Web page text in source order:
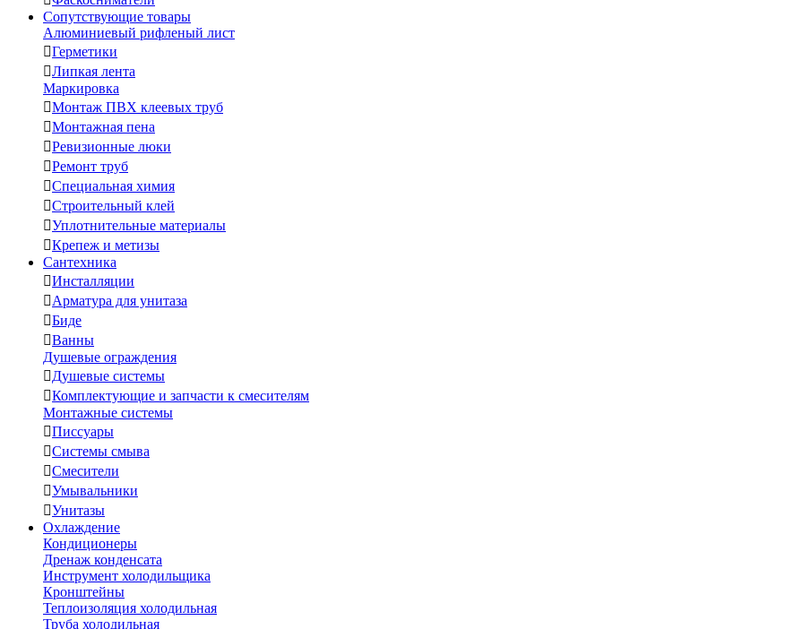
Сопутствующие товары
Алюминиевый рифленый лист
Герметики
Липкая лента
Маркировка
Монтаж ПВХ клеевых труб
Монтажная пена
Ревизионные люки
Ремонт труб
Специальная химия
Строительный клей
Уплотнительные материалы
Крепеж и метизы
Сантехника
Инсталляции
Арматура для унитаза
Биде
Ванны
Душевые ограждения
Душевые системы
Комплектующие и запчасти к смесителям
Монтажные системы
Писсуары
Системы смыва
Смесители
Умывальники
Унитазы
Охлаждение
Кондиционеры
Дренаж конденсата
Инструмент холодильщика
Кронштейны
Теплоизоляция холодильная
Труба холодильная